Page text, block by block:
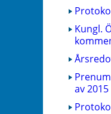
Kungl.
av 2015